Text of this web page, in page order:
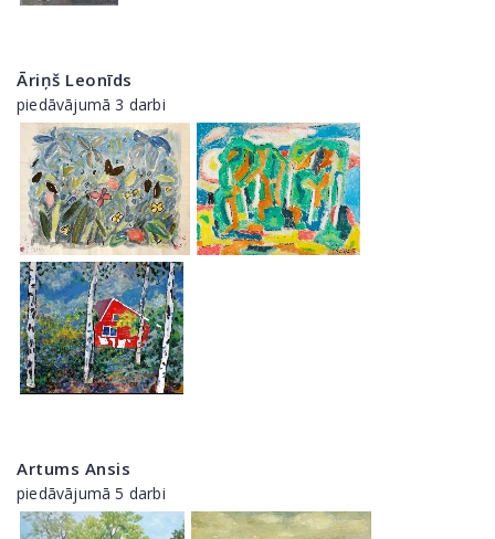
Āriņš Leonīds
piedāvājumā 3 darbi
Artums Ansis
piedāvājumā 5 darbi